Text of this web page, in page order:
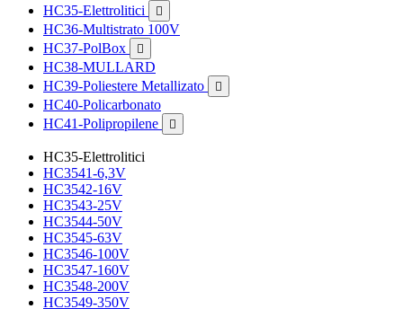
HC35-Elettrolitici

HC36-Multistrato 100V
HC37-PolBox

HC38-MULLARD
HC39-Poliestere Metallizato

HC40-Policarbonato
HC41-Polipropilene

HC35-Elettrolitici
HC3541-6,3V
HC3542-16V
HC3543-25V
HC3544-50V
HC3545-63V
HC3546-100V
HC3547-160V
HC3548-200V
HC3549-350V